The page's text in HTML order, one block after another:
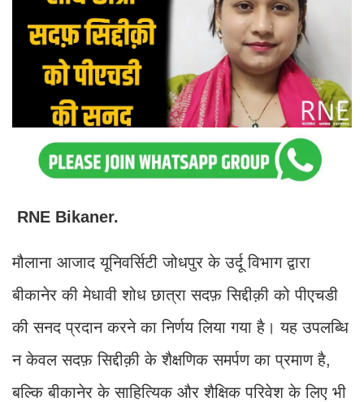
RNE Bikaner.
मौलाना आजाद यूनिवर्सिटी जोधपुर के उर्दू विभाग द्वारा
बीकानेर की मेधावी शोध छात्रा सदफ़ सिद्दीक़ी को पीएचडी
की सनद प्रदान करने का निर्णय लिया गया है। यह उपलब्धि
न केवल सदफ़ सिद्दीक़ी के शैक्षणिक समर्पण का प्रमाण है,
बल्कि बीकानेर के साहित्यिक और शैक्षिक परिवेश के लिए भी